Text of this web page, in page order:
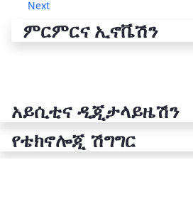
ምርምርና ኢኖቬሽን
የቴክኖሎጂ ሽግግር